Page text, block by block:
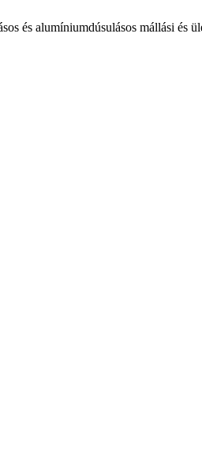
és alumíniumdúsulásos mállási és